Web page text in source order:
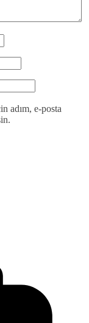
adım, e-posta